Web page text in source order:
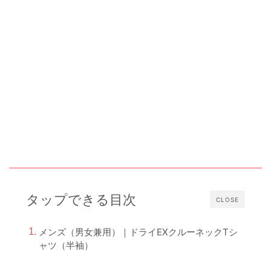
CLOSE
タップできる目次
メンズ（男女兼用）｜ドライEXクルーネックTシ
ャツ（半袖）